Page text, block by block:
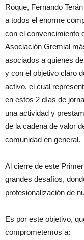
Roque, Fernando
a todos el enorme
con el convencimiento
Asociación Gremial
asociados a quienes
y con el objetivo claro
activo, el cual
en estos 2 días de
una actividad y
de la cadena de valor
comunidad en general.
Al cierre de este
grandes desafíos,
profesionalización de
Es por este objetivo,
comprometemos a: